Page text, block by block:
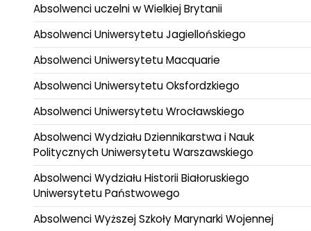
Absolwenci uczelni w Wielkiej Brytanii
Absolwenci Uniwersytetu Jagiellońskiego
Absolwenci Uniwersytetu Macquarie
Absolwenci Uniwersytetu Oksfordzkiego
Absolwenci Uniwersytetu Wrocławskiego
Absolwenci Wydziału Dziennikarstwa i Nauk
Politycznych Uniwersytetu Warszawskiego
Absolwenci Wydziału Historii Białoruskiego
Uniwersytetu Państwowego
Absolwenci Wyższej Szkoły Marynarki Wojennej